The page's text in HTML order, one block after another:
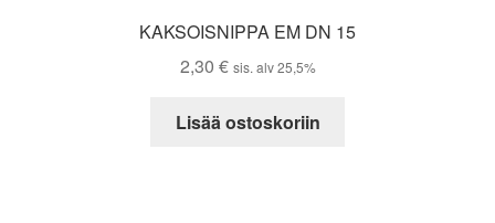
KAKSOISNIPPA EM DN 15
2,30 € sis. alv 25,5%
Lisää ostoskoriin